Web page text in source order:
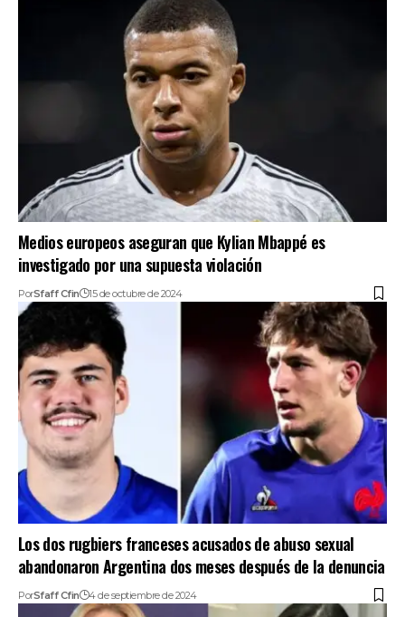
Medios europeos aseguran que Kylian Mbappé es
investigado por una supuesta violación
PorSfaff Cfin 15 de octubre de 2024
Los dos rugbiers franceses acusados de abuso sexual
abandonaron Argentina dos meses después de la denuncia
PorSfaff Cfin 4 de septiembre de 2024